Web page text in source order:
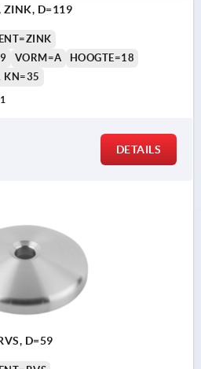
ZINK, D=119
VORM=A
HOOGTE=18
KN=35
DETAILS
D=59